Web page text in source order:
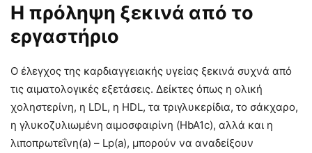
Η πρόληψη ξεκινά από το
εργαστήριο
Ο έλεγχος της καρδιαγγειακής υγείας ξεκινά συχνά από
τις αιματολογικές εξετάσεις. Δείκτες όπως η ολική
χοληστερίνη, η LDL, η HDL, τα τριγλυκερίδια, το σάκχαρο,
η γλυκοζυλιωμένη αιμοσφαιρίνη (HbA1c), αλλά και η
λιποπρωτεΐνη(a) – Lp(a), μπορούν να αναδείξουν